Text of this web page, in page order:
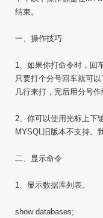
结束。
一、操作技巧
1、如果你打命令时，回
只要打个分号回车就可
几行来打，完后用分号作
2、你可以使用光标上下
MYSQL旧版本不支持。
二、显示命令
1、显示数据库列表。
show databases;